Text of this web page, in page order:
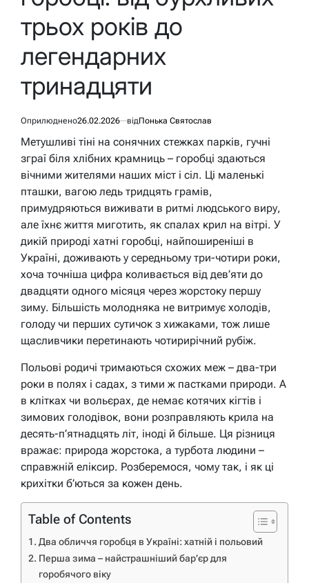
трьох років до
легендарних
тринадцяти
Оприлюднено26.02.2026 відПонька Святослав
Метушливі тіні на сонячних стежках парків, гучні
зграї біля хлібних крамниць – горобці здаються
вічними жителями наших міст і сіл. Ці маленькі
пташки, вагою ледь тридцять грамів,
примудряються виживати в ритмі людського виру,
але їхнє життя миготить, як спалах крил на вітрі. У
дикій природі хатні горобці, найпоширеніші в
Україні, доживають у середньому три-чотири роки,
хоча точніша цифра коливається від дев’яти до
двадцяти одного місяця через жорстоку першу
зиму. Більшість молодняка не витримує холодів,
голоду чи перших сутичок з хижаками, тож лише
щасливчики перетинають чотирирічний рубіж.
Польові родичі тримаються схожих меж – два-три
роки в полях і садах, з тими ж пастками природи. А
в клітках чи вольєрах, де немає котячих кігтів і
зимових голодівок, вони розправляють крила на
десять-п’ятнадцять літ, іноді й більше. Ця різниця
вражає: природа жорстока, а турбота людини –
справжній еліксир. Розберемося, чому так, і як ці
крихітки б’ються за кожен день.
Table of Contents
Два обличчя горобця в Україні: хатній і польовий
Перша зима – найстрашніший бар’єр для
горобячого віку